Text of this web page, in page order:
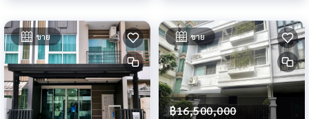
ขาย ขาย
฿16,500,000